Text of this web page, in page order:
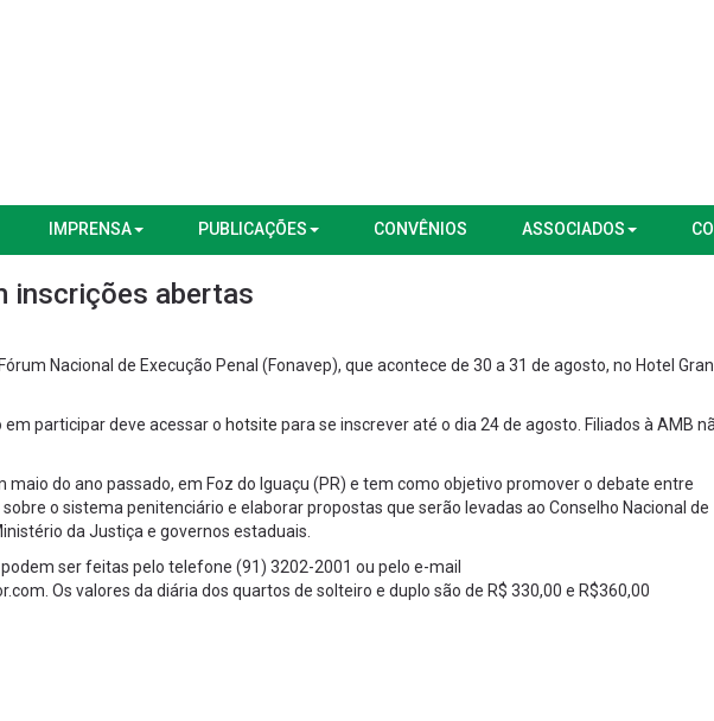
IMPRENSA PUBLICAÇÕES CONVÊNIOS ASSOCIADOS
inscrições abertas
Nacional de Execução Penal (Fonavep), que acontece de 30 a 31 de agosto, no Hotel
participar deve acessar o hotsite para se inscrever até o dia 24 de agosto. Filiados à AMB
do ano passado, em Foz do Iguaçu (PR) e tem como objetivo promover o debate entre
o sistema penitenciário e elaborar propostas que serão levadas ao Conselho Nacional de
da Justiça e governos estaduais.
ser feitas pelo telefone (91) 3202-2001 ou pelo e-mail
Os valores da diária dos quartos de solteiro e duplo são de R$ 330,00 e R$360,00